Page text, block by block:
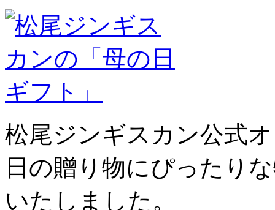
松尾ジンギスカン公式
日の贈り物にぴったり
いたしました。